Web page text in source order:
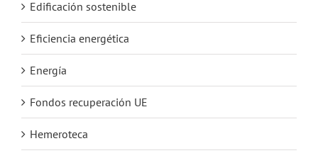
Edificación sostenible
Eficiencia energética
Energía
Fondos recuperación UE
Hemeroteca